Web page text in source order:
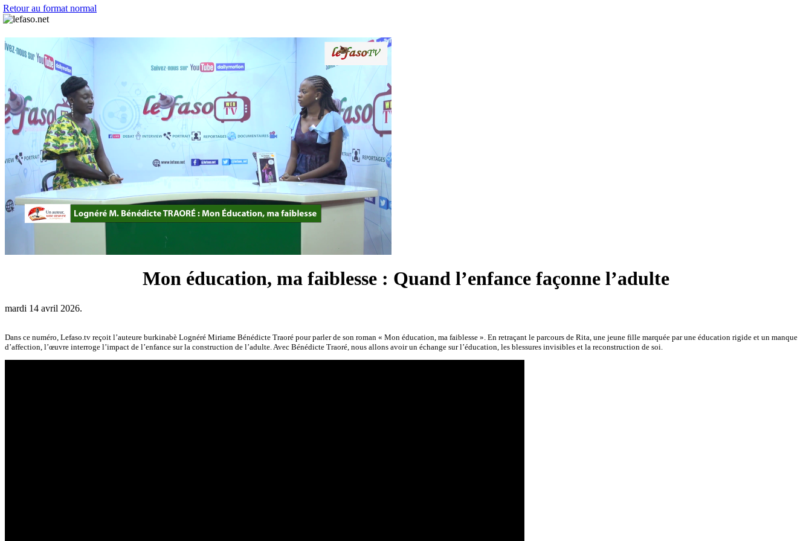
Retour au format normal
Mon éducation, ma faiblesse : Quand l’enfance façonne l’adulte
mardi 14 avril 2026.
Dans ce numéro, Lefaso.tv reçoit l’auteure burkinabè Lognéré Miriame Bénédicte Traoré pour parler de son roman « Mon éducation, ma faiblesse ». En retraçant le parcours de Rita, une jeune fille marquée par une éducation rigide et un manque
d’affection, l’œuvre interroge l’impact de l’enfance sur la construction de l’adulte. Avec Bénédicte Traoré, nous allons avoir un échange sur l’éducation, les blessures invisibles et la reconstruction de soi.